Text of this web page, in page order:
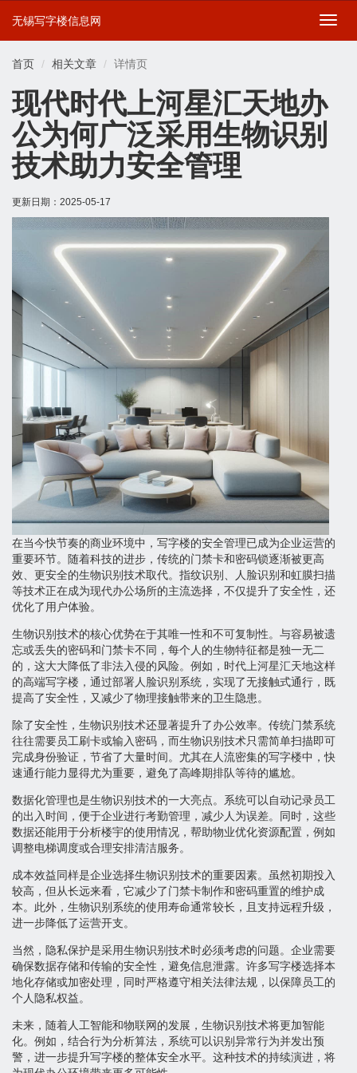
切
无锡写字楼信息网
首页 相关文章 详情页
现代时代上河星汇天地办
公为何广泛采用生物识别
技术助力安全管理
更新日期： 2025-05-17
在当今快节奏的商业环境中，写字楼的安全管理已成为企业运营的
重要环节。随着科技的进步，传统的门禁卡和密码锁逐渐被更高
效、更安全的生物识别技术取代。指纹识别、人脸识别和虹膜扫描
等技术正在成为现代办公场所的主流选择，不仅提升了安全性，还
优化了用户体验。
生物识别技术的核心优势在于其唯一性和不可复制性。与容易被遗
忘或丢失的密码和门禁卡不同，每个人的生物特征都是独一无二
的，这大大降低了非法入侵的风险。例如，时代上河星汇天地这样
的高端写字楼，通过部署人脸识别系统，实现了无接触式通行，既
提高了安全性，又减少了物理接触带来的卫生隐患。
除了安全性，生物识别技术还显著提升了办公效率。传统门禁系统
往往需要员工刷卡或输入密码，而生物识别技术只需简单扫描即可
完成身份验证，节省了大量时间。尤其在人流密集的写字楼中，快
速通行能力显得尤为重要，避免了高峰期排队等待的尴尬。
数据化管理也是生物识别技术的一大亮点。系统可以自动记录员工
的出入时间，便于企业进行考勤管理，减少人为误差。同时，这些
数据还能用于分析楼宇的使用情况，帮助物业优化资源配置，例如
调整电梯调度或合理安排清洁服务。
成本效益同样是企业选择生物识别技术的重要因素。虽然初期投入
较高，但从长远来看，它减少了门禁卡制作和密码重置的维护成
本。此外，生物识别系统的使用寿命通常较长，且支持远程升级，
进一步降低了运营开支。
当然，隐私保护是采用生物识别技术时必须考虑的问题。企业需要
确保数据存储和传输的安全性，避免信息泄露。许多写字楼选择本
地化存储或加密处理，同时严格遵守相关法律法规，以保障员工的
个人隐私权益。
未来，随着人工智能和物联网的发展，生物识别技术将更加智能
化。例如，结合行为分析算法，系统可以识别异常行为并发出预
警，进一步提升写字楼的整体安全水平。这种技术的持续演进，将